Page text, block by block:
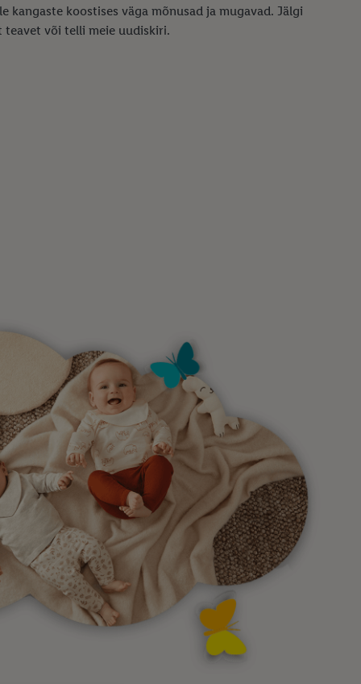
kangaste koostises väga mõnusad ja mugavad. Jälgi
teavet või telli meie uudiskiri.